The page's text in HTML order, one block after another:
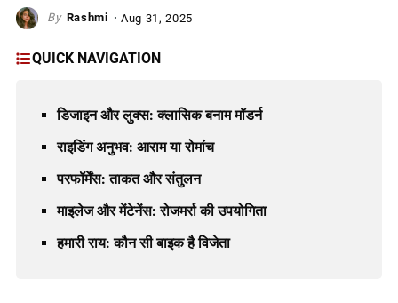
Rashmi Aug 31, 2025
QUICK NAVIGATION
डिजाइन और लुक्स: क्लासिक बनाम मॉडर्न
राइडिंग अनुभव: आराम या रोमांच
परफॉर्मेंस: ताकत और संतुलन
माइलेज और मेंटेनेंस: रोजमर्रा की उपयोगिता
हमारी राय: कौन सी बाइक है विजेता